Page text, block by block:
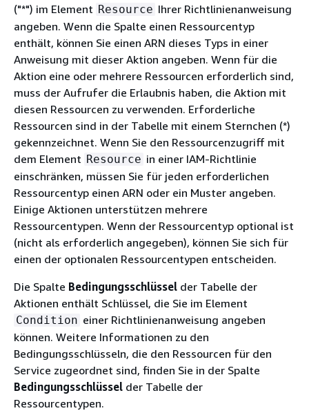
("*") im Element Resource Ihrer Richtlinienanweisung
angeben. Wenn die Spalte einen Ressourcentyp
enthält, können Sie einen ARN dieses Typs in einer
Anweisung mit dieser Aktion angeben. Wenn für die
Aktion eine oder mehrere Ressourcen erforderlich sind,
muss der Aufrufer die Erlaubnis haben, die Aktion mit
diesen Ressourcen zu verwenden. Erforderliche
Ressourcen sind in der Tabelle mit einem Sternchen (*)
gekennzeichnet. Wenn Sie den Ressourcenzugriff mit
dem Element Resource in einer IAM-Richtlinie
einschränken, müssen Sie für jeden erforderlichen
Ressourcentyp einen ARN oder ein Muster angeben.
Einige Aktionen unterstützen mehrere
Ressourcentypen. Wenn der Ressourcentyp optional ist
(nicht als erforderlich angegeben), können Sie sich für
einen der optionalen Ressourcentypen entscheiden.
Die Spalte Bedingungsschlüssel der Tabelle der
Aktionen enthält Schlüssel, die Sie im Element
Condition einer Richtlinienanweisung angeben
können. Weitere Informationen zu den
Bedingungsschlüsseln, die den Ressourcen für den
Service zugeordnet sind, finden Sie in der Spalte
Bedingungsschlüssel der Tabelle der
Ressourcentypen.